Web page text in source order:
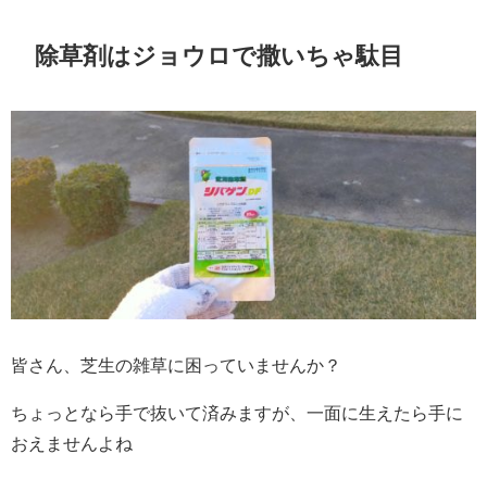
除草剤はジョウロで撒いちゃ駄目
皆さん、芝生の雑草に困っていませんか？
ちょっとなら手で抜いて済みますが、一面に生えたら手に
おえませんよね